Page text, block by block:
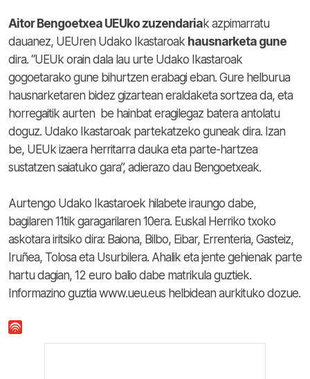
Aitor Bengoetxea UEUko zuzendariak azpimarratu
dauanez, UEUren Udako Ikastaroak hausnarketa gune
dira. “UEUk orain dala lau urte Udako Ikastaroak
gogoetarako gune bihurtzen erabagi eban. Gure helburua
hausnarketaren bidez gizartean eraldaketa sortzea da, eta
horregaitik aurten be hainbat eragilegaz batera antolatu
doguz. Udako Ikastaroak partekatzeko guneak dira. Izan
be, UEUk izaera herritarra dauka eta parte-hartzea
sustatzen saiatuko gara”, adierazo dau Bengoetxeak.
Aurtengo Udako Ikastaroek hilabete iraungo dabe,
bagilaren 11tik garagarilaren 10era. Euskal Herriko txoko
askotara iritsiko dira: Baiona, Bilbo, Eibar, Errenteria, Gasteiz,
Iruñea, Tolosa eta Usurbilera. Ahalik eta jente gehienak parte
hartu dagian, 12 euro balio dabe matrikula guztiek.
Informazino guztia www.ueu.eus helbidean aurkituko dozue.